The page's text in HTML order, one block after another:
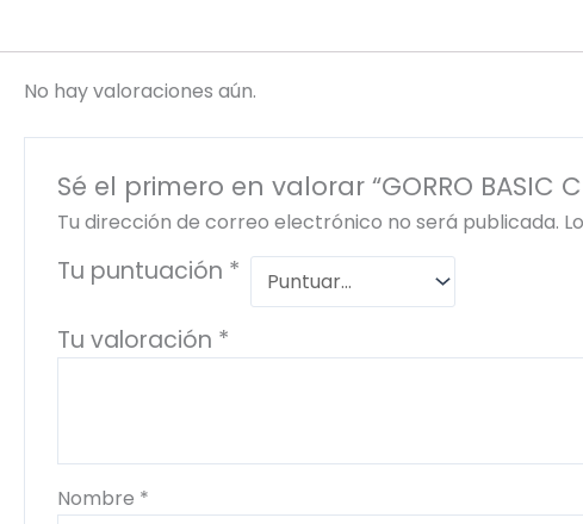
No hay valoraciones aún.
Sé el primero en valorar “GORRO BASIC
Tu dirección de correo electrónico no será publicada.
Tu puntuación *
Tu valoración *
Nombre *